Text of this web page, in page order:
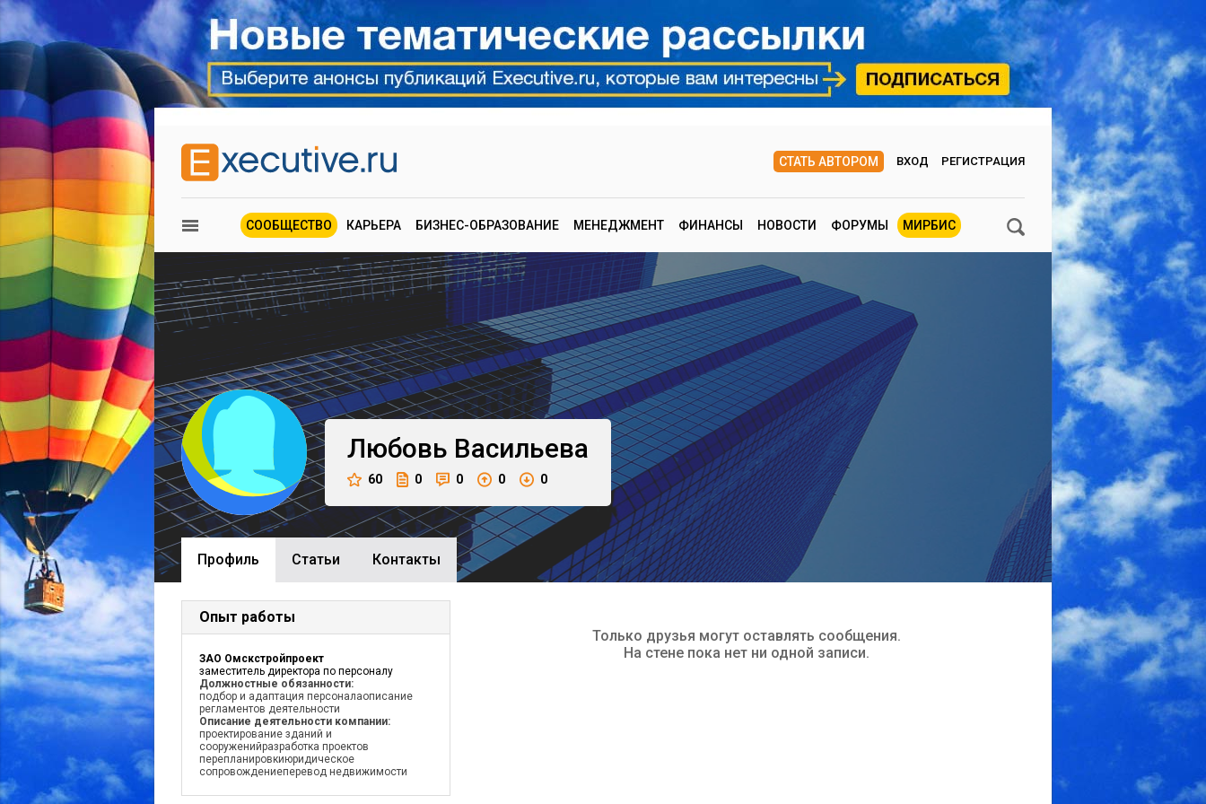
СТАТЬ АВТОРОМ ВХОД РЕГИСТРАЦИЯ
СООБЩЕСТВО КАРЬЕРА БИЗНЕС-ОБРАЗОВАНИЕ МЕНЕДЖМЕНТ ФИНАНСЫ НОВОСТИ ФОРУМЫ МИРБИС
Любовь Васильева
60 0 0 0 0
Профиль Cтатьи Контакты
Опыт работы
ЗАО Омскстройпроект
заместитель директора по персоналу
Должностные обязанности:
подбор и адаптация персоналаописание
регламентов деятельности
Описание деятельности компании:
проектирование зданий и
сооруженийразработка проектов
перепланировкиюридическое
сопровождениеперевод недвижимости
Только друзья могут оставлять сообщения.
На стене пока нет ни одной записи.